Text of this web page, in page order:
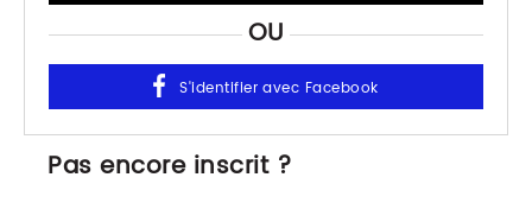
OU
Pas encore inscrit ?